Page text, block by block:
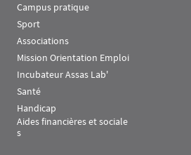
Campus pratique
Sport
Associations
Mission Orientation Emploi
Incubateur Assas Lab'
Santé
Handicap
Aides financières et sociale
s